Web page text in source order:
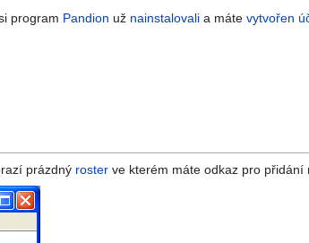
program Pandion už nainstalovali a mátevytvořen
prázdný roster ve kterém máte odkaz pro